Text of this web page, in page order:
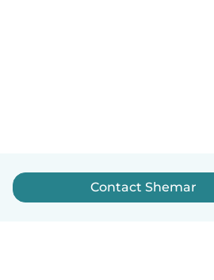
Contact Shemar